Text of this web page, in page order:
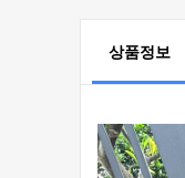
상품정보